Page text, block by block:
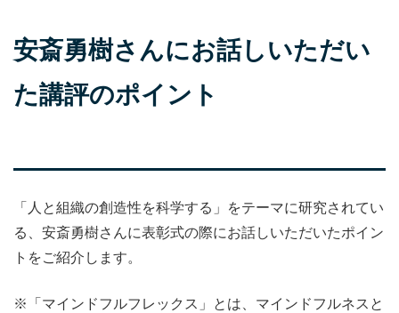
安斎勇樹さんにお話しいただい
た講評のポイント
「人と組織の創造性を科学する」をテーマに研究されてい
る、安斎勇樹さんに表彰式の際にお話しいただいたポイン
トをご紹介します。
※「マインドフルフレックス」とは、マインドフルネスと